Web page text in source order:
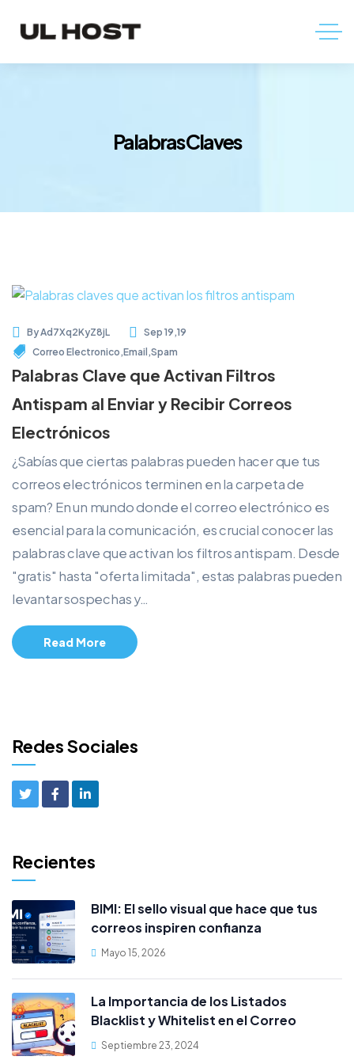
Palabras Claves
ByAd7Xq2KyZ8jL
Sep 19,19
Correo Electronico ,Email ,Spam
Palabras Clave que Activan Filtros
Antispam al Enviar y Recibir Correos
Electrónicos
¿Sabías que ciertas palabras pueden hacer que tus
correos electrónicos terminen en la carpeta de
spam? En un mundo donde el correo electrónico es
esencial para la comunicación, es crucial conocer las
palabras clave que activan los filtros antispam. Desde
"gratis" hasta "oferta limitada", estas palabras pueden
levantar sospechas y…
Read More
Redes Sociales
Recientes
BIMI: El sello visual que hace que tus
correos inspiren confianza
Mayo 15, 2026
La Importancia de los Listados
Blacklist y Whitelist en el Correo
Electrónico cPanel
Septiembre 23, 2024